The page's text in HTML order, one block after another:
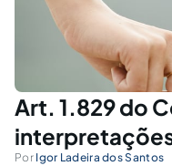
Art. 1.829 do
Por Igor Ladeira dos Santos